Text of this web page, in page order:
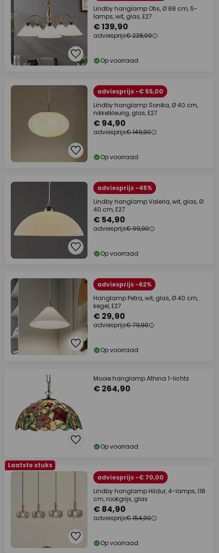
Lindby hanglamp Otis, Ø 68 cm, 5-
lamps, wit, glas, E27
€ 139,90
adviesprijs€ 228,90
Op voorraad
adviesprijs -€ 55,00
Lindby hanglamp Sonika, Ø 40 cm,
nikkelkleurig, glas, E27
€ 94,90
adviesprijs€ 149,90
Op voorraad
adviesprijs -45%
Lindby hanglamp Valeria, wit, glas, Ø
40 cm, E27
€ 54,90
adviesprijs€ 99,90
Op voorraad
adviesprijs -62%
Hanglamp Petra, wit, glas, Ø 40 cm,
kegel, E27
€ 29,90
adviesprijs€ 79,90
Op voorraad
Mooie hanglamp Athina 1-lichts
€ 264,90
Op voorraad
Laatste stuks
adviesprijs -€ 70,00
Lindby hanglamp Hildur, 4-lamps, 118
cm, rookgrijs, glas
€ 84,90
adviesprijs€ 154,90
Op voorraad